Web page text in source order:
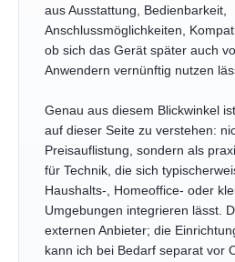
aus Ausstattung, Bedienbarkeit,
Anschlussmöglichkeiten,
ob sich das Gerät später auch
Anwendern vernünftig nutzen
Genau aus diesem Blickwinkel
auf dieser Seite zu verstehen:
Preisauflistung, sondern als
für Technik, die sich
Haushalts-, Homeoffice- oder
Umgebungen integrieren lässt.
externen Anbieter; die
kann ich bei Bedarf separat vor